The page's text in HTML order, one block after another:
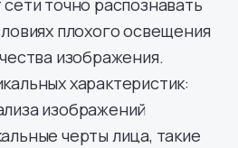
точно распознавать
плохого освещения
изображения.
характеристик:
изображений
черты лица, такие